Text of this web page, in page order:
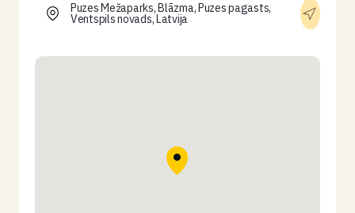
Puzes Mežaparks, Blāzma, Puzes pagasts,
Ventspils novads, Latvija